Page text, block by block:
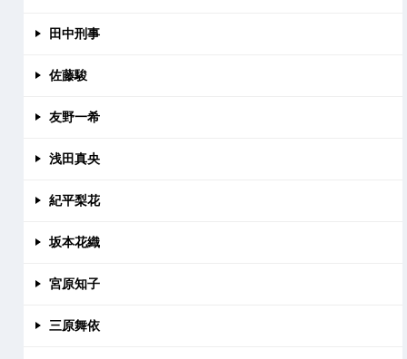
田中刑事
佐藤駿
友野一希
浅田真央
紀平梨花
坂本花織
宮原知子
三原舞依